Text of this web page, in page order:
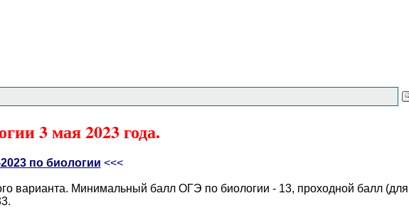
3 мая 2023 года.
по биологии <<<
варианта. Минимальный балл ОГЭ по биологии - 13, проходной балл (для